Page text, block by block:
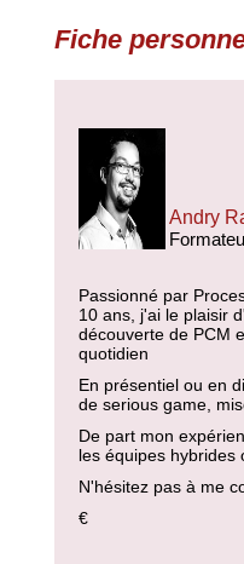
Fiche
Andry
Passionné par
10 ans, j'ai le plaisir
découverte de PCM
quotidien
En présentiel ou en
de serious game,
De part mon
les équipes hybrides
N'hésitez pas à me
€